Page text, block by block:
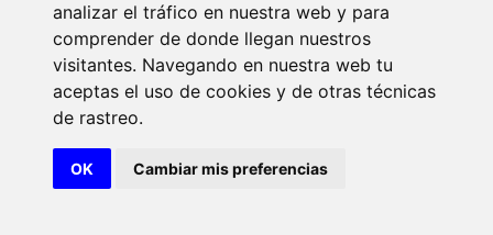
analizar el tráfico en nuestra web y para
comprender de donde llegan nuestros
visitantes. Navegando en nuestra web tu
aceptas el uso de cookies y de otras técnicas
de rastreo.
OK Cambiar mis preferencias
«El flamenco: un patrimonio
capital de Jerez camino de
© 2026 Diseño y desarrollo por Xerintel
Politica de cookies